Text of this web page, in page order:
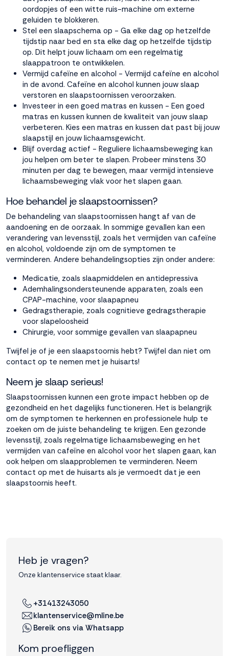
oordopjes of een witte ruis-machine om externe
geluiden te blokkeren.
Stel een slaapschema op - Ga elke dag op hetzelfde
tijdstip naar bed en sta elke dag op hetzelfde tijdstip
op. Dit helpt jouw lichaam om een regelmatig
slaappatroon te ontwikkelen.
Vermijd cafeïne en alcohol - Vermijd cafeïne en alcohol
in de avond. Cafeïne en alcohol kunnen jouw slaap
verstoren en slaapstoornissen veroorzaken.
Investeer in een goed matras en kussen - Een goed
matras en kussen kunnen de kwaliteit van jouw slaap
verbeteren. Kies een matras en kussen dat past bij jouw
slaapstijl en jouw lichaamsgewicht.
Blijf overdag actief - Reguliere lichaamsbeweging kan
jou helpen om beter te slapen. Probeer minstens 30
minuten per dag te bewegen, maar vermijd intensieve
lichaamsbeweging vlak voor het slapen gaan.
Hoe behandel je slaapstoornissen?
De behandeling van slaapstoornissen hangt af van de
aandoening en de oorzaak. In sommige gevallen kan een
verandering van levensstijl, zoals het vermijden van cafeïne
en alcohol, voldoende zijn om de symptomen te
verminderen. Andere behandelingsopties zijn onder andere:
Medicatie, zoals slaapmiddelen en antidepressiva
Ademhalingsondersteunende apparaten, zoals een
CPAP-machine, voor slaapapneu
Gedragstherapie, zoals cognitieve gedragstherapie
voor slapeloosheid
Chirurgie, voor sommige gevallen van slaapapneu
Twijfel je of je een slaapstoornis hebt? Twijfel dan niet om
contact op te nemen met je huisarts!
Neem je slaap serieus!
Slaapstoornissen kunnen een grote impact hebben op de
gezondheid en het dagelijks functioneren. Het is belangrijk
om de symptomen te herkennen en professionele hulp te
zoeken om de juiste behandeling te krijgen. Een gezonde
levensstijl, zoals regelmatige lichaamsbeweging en het
vermijden van cafeïne en alcohol voor het slapen gaan, kan
ook helpen om slaapproblemen te verminderen. Neem
contact op met de huisarts als je vermoedt dat je een
slaapstoornis heeft.
Heb je vragen?
Onze klantenservice staat klaar.
+31413243050
klantenservice@mline.be
Bereik ons via Whatsapp
Kom proefliggen